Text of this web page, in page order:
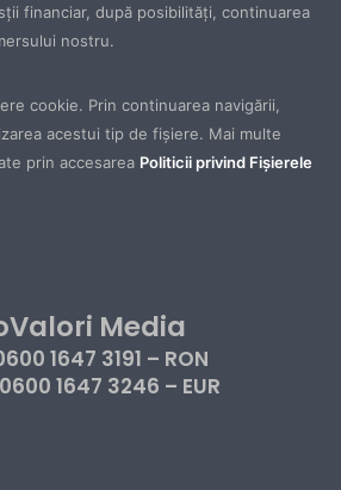
financiar, după posibilităţi, continuarea
nostru.
cookie. Prin continuarea navigării,
acestui tip de fișiere. Mai multe
prin accesarea Politicii privind Fișierele
Media
1647 3191 – RON
1647 3246 – EUR